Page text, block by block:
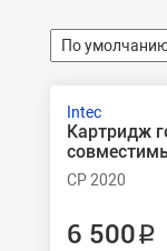
Intec
Картридж
CP 2020
6 500 ₽